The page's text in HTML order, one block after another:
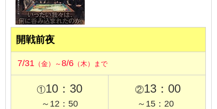
開戦前夜
7/31 （金）～8/6 （木）まで
①10：30
～12：50
②13：00
～15：20